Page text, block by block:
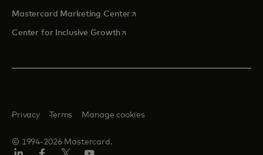
Mastercard Marketing Centeropens in a new tab
Center for Inclusive Growthopens in a new tab
© 1994-2026 Mastercard.
Privacy Terms Manage cookies